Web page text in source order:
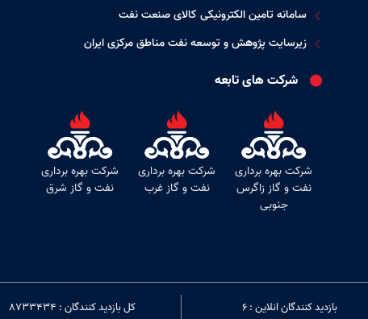
سامانه تامین الکترونیکی کالای صنعت نفت
زیرسایت پژوهش و توسعه نفت مناطق مرکزی ایران
شرکت های تابعه
شرکت بهره برداری
نفت و گاز زاگرس
جنوبی
شرکت بهره برداری
نفت و گاز غرب
شرکت بهره برداری
نفت و گاز شرق
بازدید کنندگان انلاین : 6 کل بازدید کنندگان : 8733434